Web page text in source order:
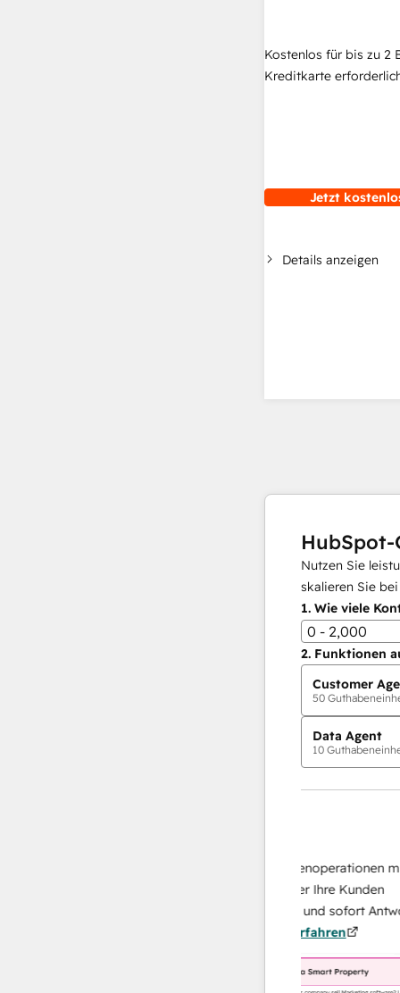
Kostenlos für bis zu 2
Kreditkarte
Jetzt
Details anzeigen
HubSpot-
Nutzen Sie
skalieren Sie
1. Wie viele
0 - 2,000
2. Funktionen
Customer
50
Data Agent
10
Skalieren Sie Ihrer Datenoperationen mit
KI-gestützten Agent, der Ihre Kunden
recherchiert, analysiert und sofort Antworten
Mehr erfahren